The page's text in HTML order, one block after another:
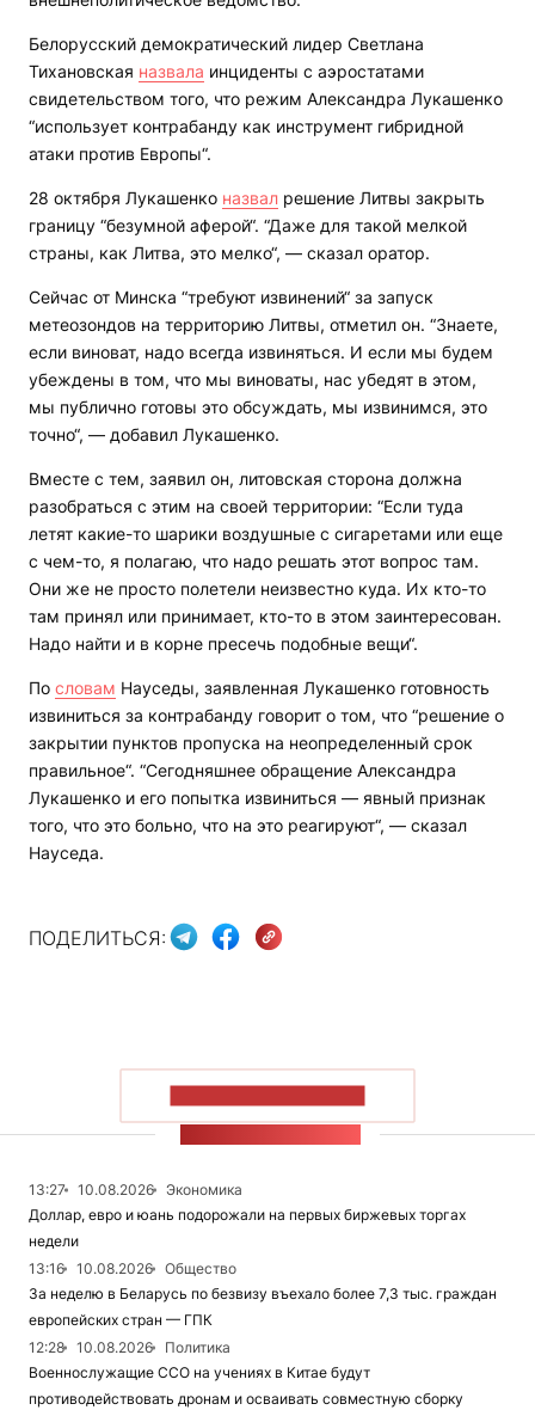
Белорусский демократический лидер Светлана
Тихановская назвала инциденты с аэростатами
свидетельством того, что режим Александра Лукашенко
“использует контрабанду как инструмент гибридной
атаки против Европы“.
28 октября Лукашенко назвал решение Литвы закрыть
границу “безумной аферой“. “Даже для такой мелкой
страны, как Литва, это мелко“, — сказал оратор.
Сейчас от Минска “требуют извинений“ за запуск
метеозондов на территорию Литвы, отметил он. “Знаете,
если виноват, надо всегда извиняться. И если мы будем
убеждены в том, что мы виноваты, нас убедят в этом,
мы публично готовы это обсуждать, мы извинимся, это
точно“, — добавил Лукашенко.
Вместе с тем, заявил он, литовская сторона должна
разобраться с этим на своей территории: “Если туда
летят какие-то шарики воздушные с сигаретами или еще
с чем-то, я полагаю, что надо решать этот вопрос там.
Они же не просто полетели неизвестно куда. Их кто-то
там принял или принимает, кто-то в этом заинтересован.
Надо найти и в корне пресечь подобные вещи“.
По словам Науседы, заявленная Лукашенко готовность
извиниться за контрабанду говорит о том, что “решение о
закрытии пунктов пропуска на неопределенный срок
правильное“. “Сегодняшнее обращение Александра
Лукашенко и его попытка извиниться — явный признак
того, что это больно, что на это реагируют“, — сказал
Науседа.
ПОДЕЛИТЬСЯ:
13:27 10.08.2026
Экономика
Доллар, евро и юань подорожали на первых биржевых торгах
недели
13:16
10.08.2026
Общество
За неделю в Беларусь по безвизу въехало более 7,3 тыс. граждан
европейских стран — ГПК
12:28
10.08.2026
Политика
Военнослужащие ССО на учениях в Китае будут
противодействовать дронам и осваивать совместную сборку